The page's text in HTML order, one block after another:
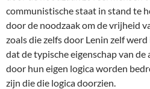
communistische staat in stand te
door de noodzaak om de vrijheid
zoals die zelfs door Lenin zelf
dat de typische eigenschap van de
door hun eigen logica worden
zijn die die logica doorzien.